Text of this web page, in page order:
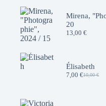
Mirena,
20
13,00 €
Élisabeth
10,00€
Le
7,00 €Le